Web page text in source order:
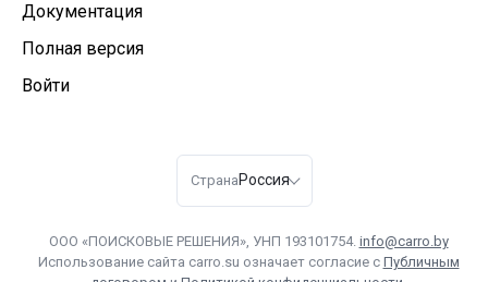
Документация
Полная версия
Войти
Страна Россия
ООО «ПОИСКОВЫЕ РЕШЕНИЯ», УНП 193101754. info@carro.by
Использование сайта carro.su означает согласие с Публичным